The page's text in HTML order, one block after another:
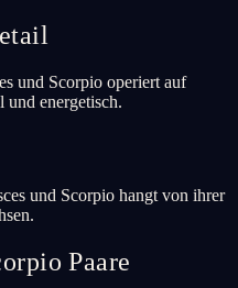
und Scorpio operiert auf
und energetisch.
und Scorpio hangt von ihrer
Paare